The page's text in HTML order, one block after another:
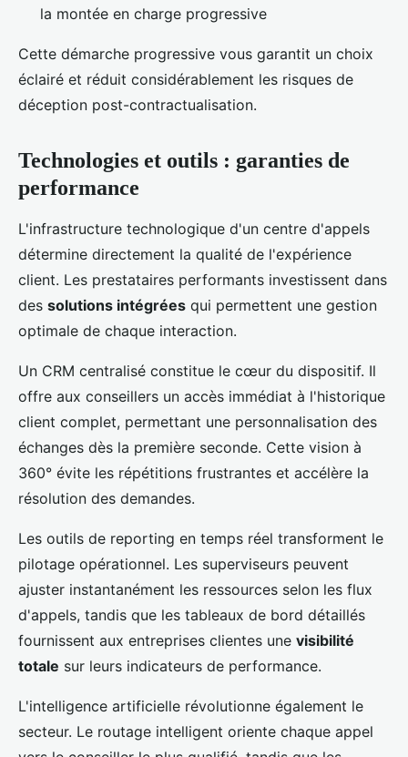
la montée en charge progressive
Cette démarche progressive vous garantit un choix
éclairé et réduit considérablement les risques de
déception post-contractualisation.
Technologies et outils : garanties de
performance
L'infrastructure technologique d'un centre d'appels
détermine directement la qualité de l'expérience
client. Les prestataires performants investissent dans
des solutions intégrées qui permettent une gestion
optimale de chaque interaction.
Un CRM centralisé constitue le cœur du dispositif. Il
offre aux conseillers un accès immédiat à l'historique
client complet, permettant une personnalisation des
échanges dès la première seconde. Cette vision à
360° évite les répétitions frustrantes et accélère la
résolution des demandes.
Les outils de reporting en temps réel transforment le
pilotage opérationnel. Les superviseurs peuvent
ajuster instantanément les ressources selon les flux
d'appels, tandis que les tableaux de bord détaillés
fournissent aux entreprises clientes une visibilité
totale sur leurs indicateurs de performance.
L'intelligence artificielle révolutionne également le
secteur. Le routage intelligent oriente chaque appel